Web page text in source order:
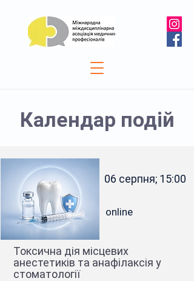
Календар подій
06 серпня; 15:00
online
Токсична дія місцевих
анестетиків та анафілаксія у
стоматології